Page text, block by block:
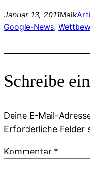
Januar 13, 2011Maik
Google-News,
Schreibe
Deine E-Mail-
Erforderliche Felder
Kommentar *